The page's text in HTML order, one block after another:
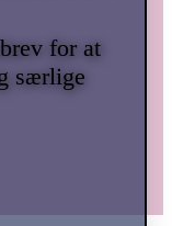
for at
særlige